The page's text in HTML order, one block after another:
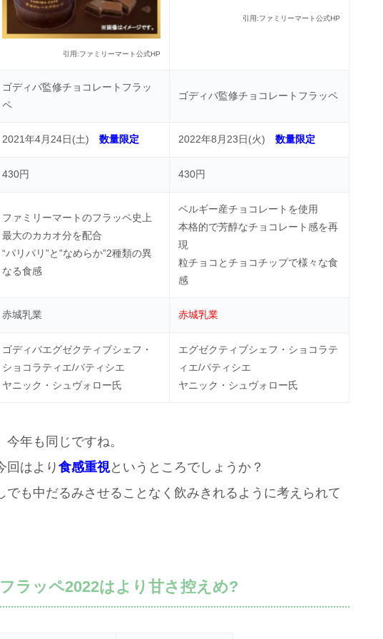
引用:ファミリーマート公式HP
引用:ファミリーマート公式HP
ゴディバ監修チョコレートフラッ
ペ
ゴディバ監修チョコレートフラッペ
2021年4月24日(土) 数量限定 2022年8月23日(火) 数量限定
430円 430円
ファミリーマートのフラッペ史上
最大のカカオ分を配合
“パリパリ”と”なめらか”2種類の異
なる食感
ベルギー産チョコレートを使用
本格的で芳醇なチョコレート感を再
現
粒チョコとチョコチップで様々な食
感
赤城乳業 赤城乳業
ゴディバエグゼクティブシェフ・
ショコラティエ/パティシエ
ヤニック・シュヴォロー氏
エグゼクティブシェフ・ショコラテ
ィエ/パティシエ
ヤニック・シュヴォロー氏
年も同じですね。
回はより 食感重視というところでしょうか？
も中だるみさせることなく飲みきれるように考えられて
ラッペ2022はより甘さ控えめ?